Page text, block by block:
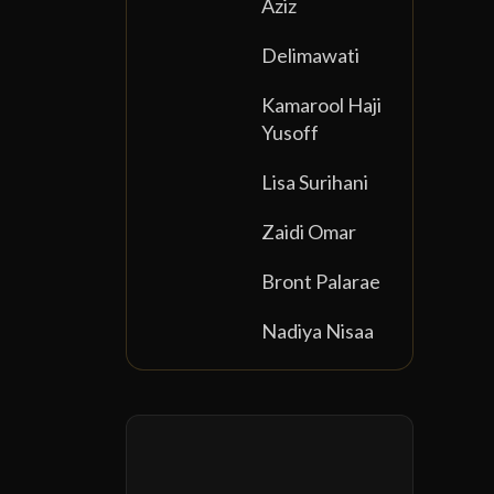
Aziz
Delimawati
Kamarool Haji
Yusoff
Lisa Surihani
Zaidi Omar
Bront Palarae
Nadiya Nisaa